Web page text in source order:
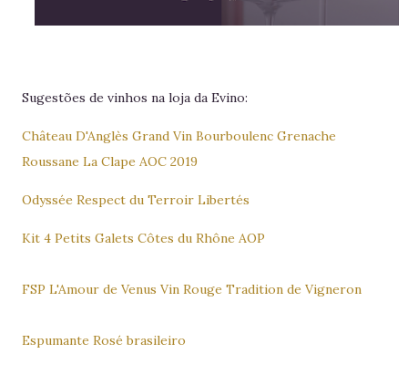
Sugestões de vinhos na loja da Evino:
Château D'Anglès Grand Vin Bourboulenc Grenache
Roussane La Clape AOC 2019
Odyssée Respect du Terroir Libertés
Kit 4 Petits Galets Côtes du Rhône AOP
FSP L'Amour de Venus Vin Rouge Tradition de Vigneron
Espumante Rosé brasileiro